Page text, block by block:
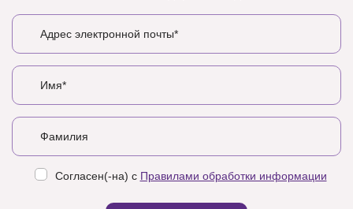
Согласен(-на) с Правилами обработки информации